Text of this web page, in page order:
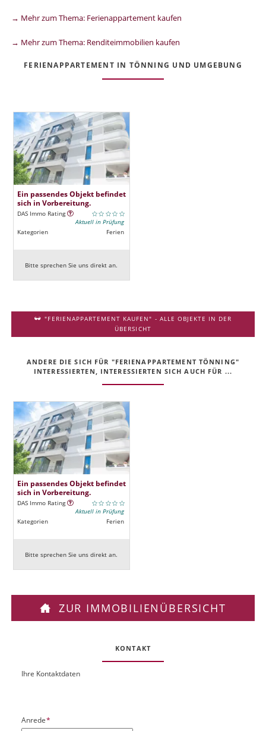
→ Mehr zum Thema: Ferienappartement kaufen
→ Mehr zum Thema: Renditeimmobilien kaufen
FERIENAPPARTEMENT IN TÖNNING UND UMGEBUNG
Ein passendes Objekt befindet
sich in Vorbereitung.
DAS Immo Rating
Aktuell in Prüfung
Kategorien
Ferien
Bitte sprechen Sie uns direkt an.
"FERIENAPPARTEMENT KAUFEN" - ALLE OBJEKTE IN DER
ÜBERSICHT
ANDERE DIE SICH FÜR "FERIENAPPARTEMENT TÖNNING"
INTERESSIERTEN, INTERESSIERTEN SICH AUCH FÜR ...
Ein passendes Objekt befindet
sich in Vorbereitung.
DAS Immo Rating
Aktuell in Prüfung
Kategorien
Ferien
Bitte sprechen Sie uns direkt an.
ZUR IMMOBILIENÜBERSICHT
KONTAKT
O
k
UIhre Kontaktdaten
P
Anrede*